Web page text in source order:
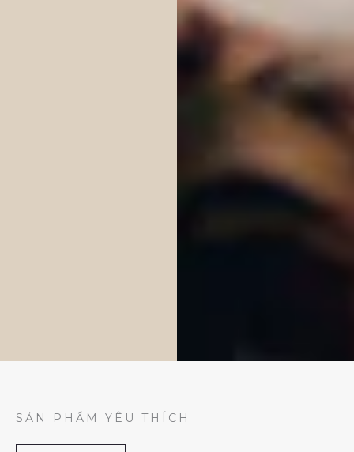
SẢN PHẨM YÊU THÍCH